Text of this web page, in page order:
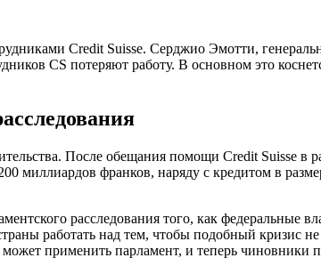
Credit Suisse. Серджио Эмотти,
CS потеряют работу. В основном это
После обещания помощи Credit Suisse в
миллиардов франков, наряду с кредитом в
расследования того, как федеральные
работать над тем, чтобы подобный кризис
применить парламент, и теперь чиновники